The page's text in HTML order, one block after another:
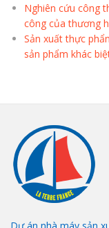
Nghiên cứu công
công của thương
Sản xuất thực
sản phẩm khác
Dự án nhà máy sản